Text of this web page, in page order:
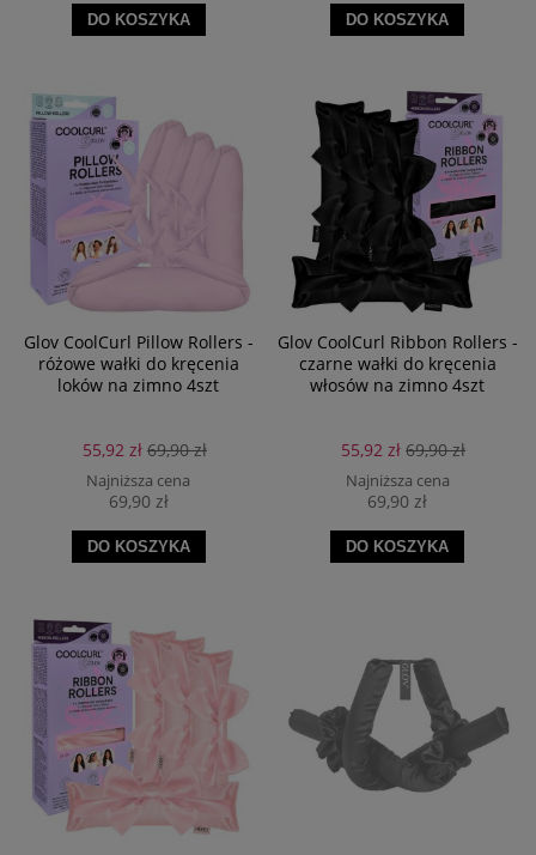
DO KOSZYKA DO KOSZYKA
Glov CoolCurl Pillow Rollers -
różowe wałki do kręcenia
loków na zimno 4szt
55,92 zł 69,90 zł
Najniższa cena
69,90 zł
DO KOSZYKA
Glov CoolCurl Ribbon Rollers -
czarne wałki do kręcenia
włosów na zimno 4szt
55,92 zł 69,90 zł
Najniższa cena
69,90 zł
DO KOSZYKA